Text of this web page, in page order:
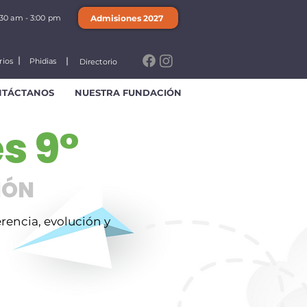
am - 3:00 pm Admisiones 2027
Phidias Directorio
NUESTRA FUNDACIÓN
9°
evolución y